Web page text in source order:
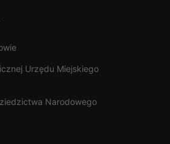
Urzędu Miejskiego
Narodowego